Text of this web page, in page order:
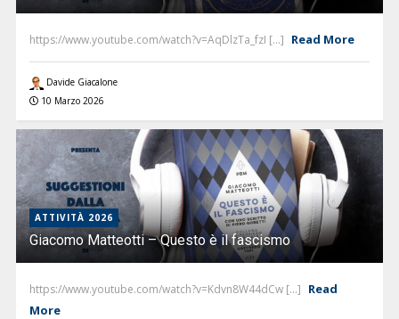
https://www.youtube.com/watch?v=AqDlzTa_fzI [...] Read More
Davide Giacalone
10 Marzo 2026
ATTIVITÀ 2026
Giacomo Matteotti – Questo è il fascismo
https://www.youtube.com/watch?v=Kdvn8W44dCw [...] Read
More